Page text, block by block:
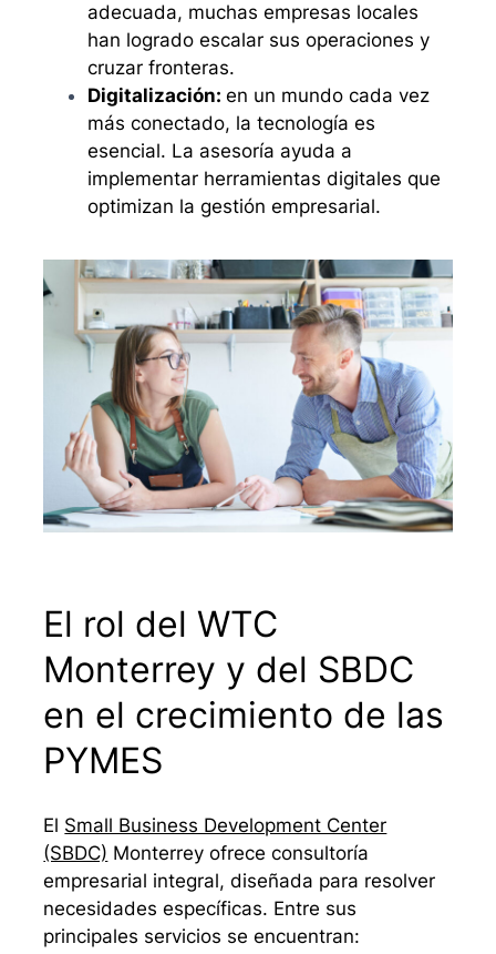
adecuada, muchas empresas locales
han logrado escalar sus operaciones y
cruzar fronteras.
Digitalización:en un mundo cada vez
más conectado, la tecnología es
esencial. La asesoría ayuda a
implementar herramientas digitales que
optimizan la gestión empresarial.
El rol del WTC
Monterrey y del SBDC
en el crecimiento de las
PYMES
El Small Business Development Center
(SBDC) Monterrey ofrece consultoría
empresarial integral, diseñada para resolver
necesidades específicas. Entre sus
principales servicios se encuentran: